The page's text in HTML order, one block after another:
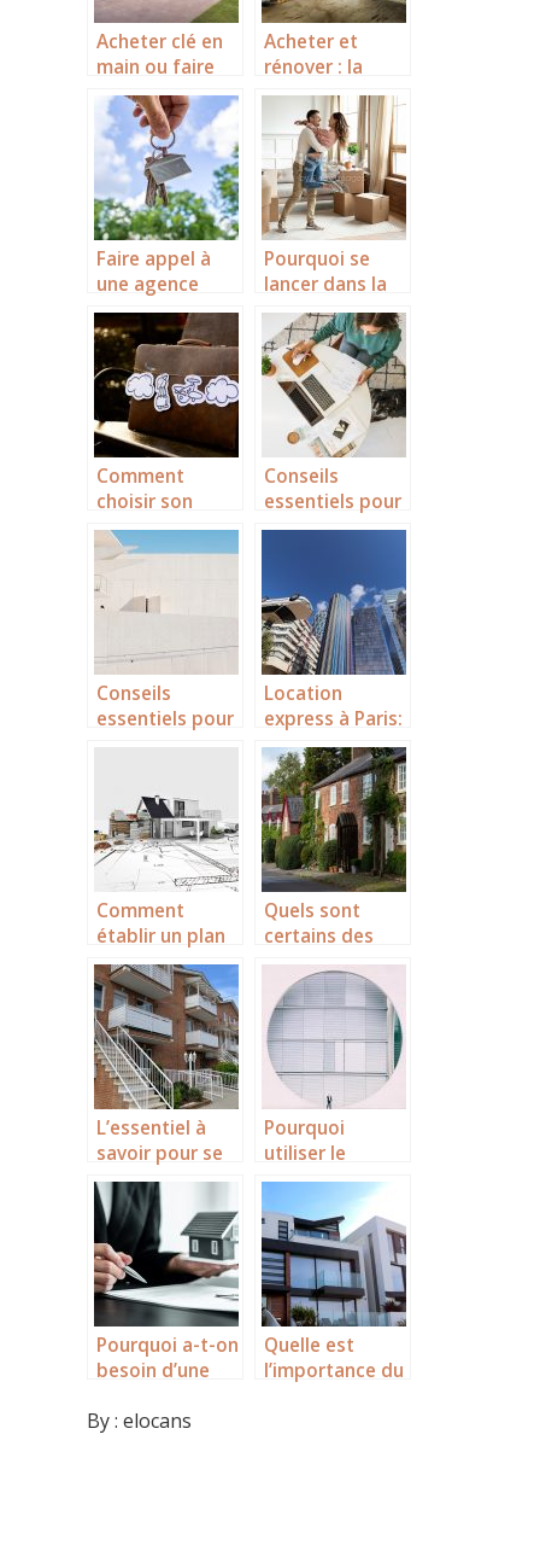
Acheter clé en
main ou faire
construire : quel
est le meilleur
investissement
immobilier à
faire ?
Acheter et
rénover : la
combinaison
gagnante en
investissement
immobilier
Faire appel à
une agence
immobilière
pour trouver un
appartement à
louer
Pourquoi se
lancer dans la
rénovation de
la maison ?
Comment
choisir son
agence de
voyage ?
Conseils
essentiels pour
vendre
votre local
professionnel
Conseils
essentiels pour
votre local
professionnel
Location
express à Paris:
l’efficacité des
chasseurs
d’appart
Comment
établir un plan
de construction
efficace ?
Quels sont
certains des
facteurs qui
déterminent la
valeur de votre
maison ?
L’essentiel à
savoir pour se
lancer dans
l’investissement
locatif
Pourquoi
utiliser le
logiciel BIM
pour la
conception et
la realisation
d’un projet
architectural ?
Pourquoi a-t-on
besoin d’une
bâtiment ?
Quelle est
l’importance du
By :elocans